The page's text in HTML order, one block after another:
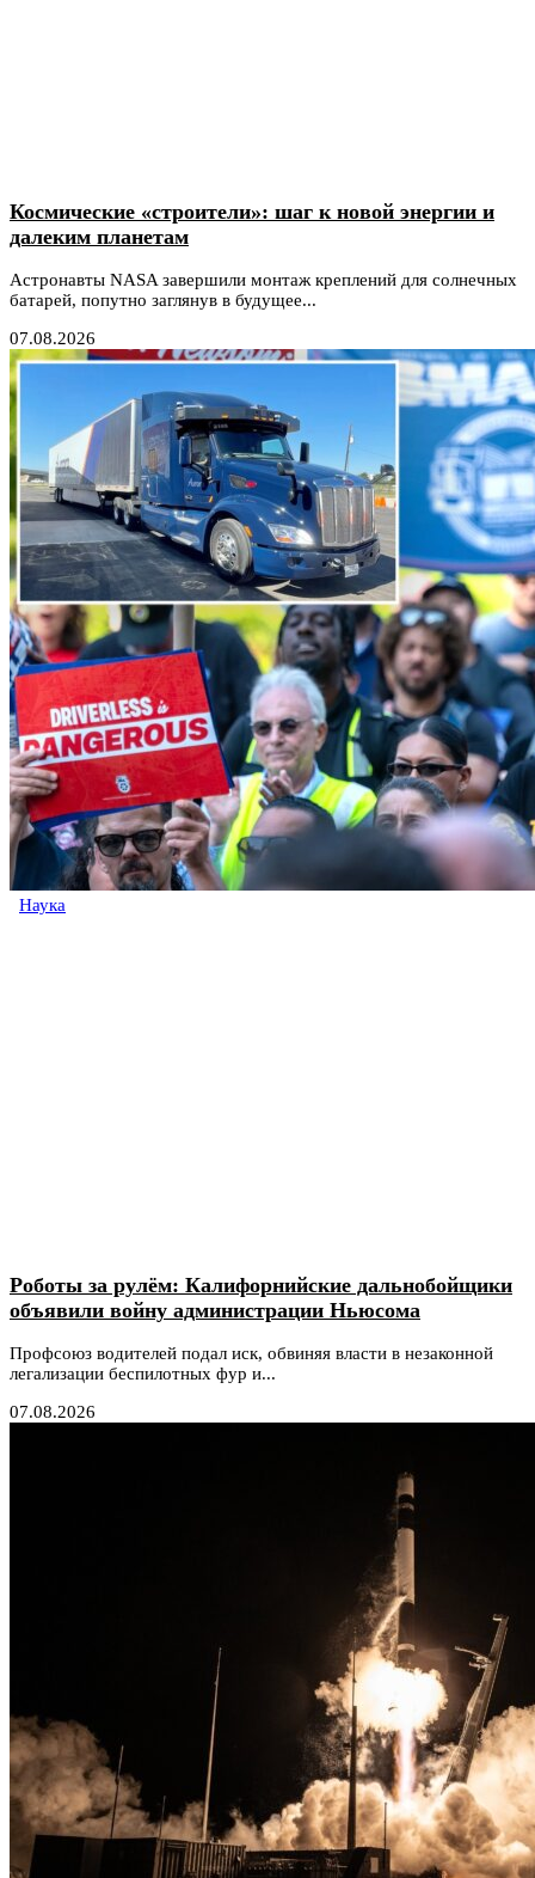
Космические «строители»: шаг к новой энергии и
далеким планетам
Астронавты NASA завершили монтаж креплений для солнечных
батарей, попутно заглянув в будущее...
07.08.2026
Наука
Роботы за рулём: Калифорнийские дальнобойщики
объявили войну администрации Ньюсома
Профсоюз водителей подал иск, обвиняя власти в незаконной
легализации беспилотных фур и...
07.08.2026